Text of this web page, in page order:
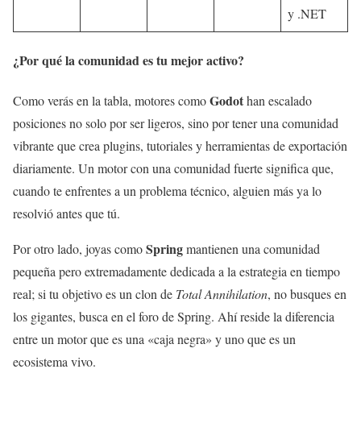
y .NET
¿Por qué la comunidad es tu mejor activo?
Como verás en la tabla, motores comoGodothan escalado
posiciones no solo por ser ligeros, sino por tener una comunidad
vibrante que crea plugins, tutoriales y herramientas de exportación
diariamente. Un motor con una comunidad fuerte significa que,
cuando te enfrentes a un problema técnico, alguien más ya lo
resolvió antes que tú.
Por otro lado, joyas comoSpringmantienen una comunidad
pequeña pero extremadamente dedicada a la estrategia en tiempo
real; si tu objetivo es un clon de Total Annihilation, no busques en
los gigantes, busca en el foro de Spring. Ahí reside la diferencia
entre un motor que es una «caja negra» y uno que es un
ecosistema vivo.